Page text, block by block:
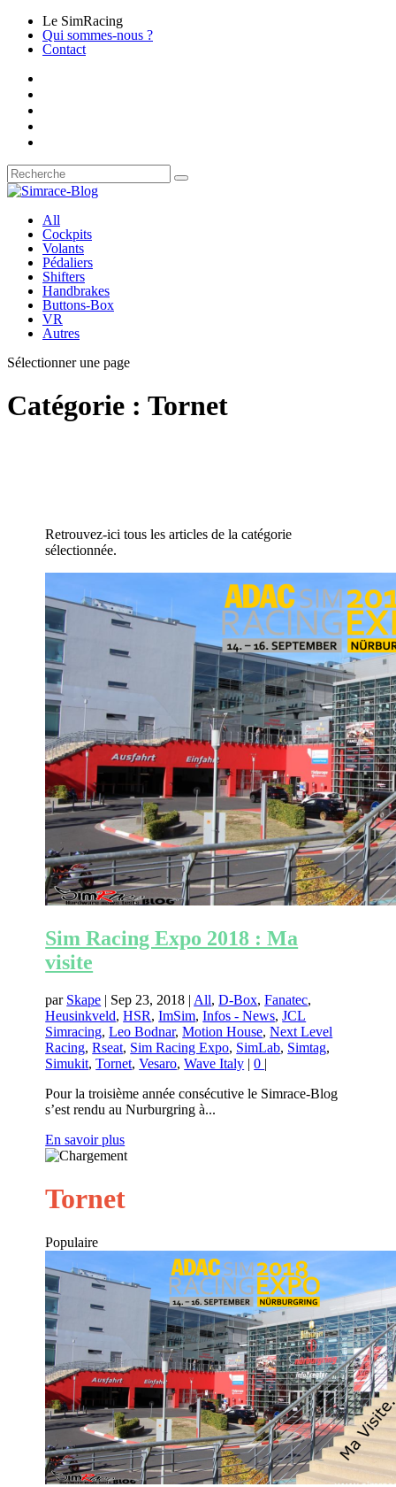
Le SimRacing
Qui sommes-nous ?
Contact
All
Cockpits
Volants
Pédaliers
Shifters
Handbrakes
Buttons-Box
VR
Autres
Sélectionner une page
Catégorie : Tornet
Retrouvez-ici tous les articles de la catégorie
sélectionnée.
Sim Racing Expo 2018 : Ma
visite
par Skape | Sep 23, 2018 | All,D-Box,Fanatec,
Heusinkveld,HSR,ImSim,Infos - News,JCL
Simracing,Leo Bodnar,Motion House,Next Level
Racing,Rseat, Sim Racing Expo, SimLab, Simtag,
Simukit,Tornet,Vesaro,Wave Italy |0 |
Pour la troisième année consécutive le Simrace-Blog
s’est rendu au Nurburgring à...
En savoir plus
Tornet
Populaire